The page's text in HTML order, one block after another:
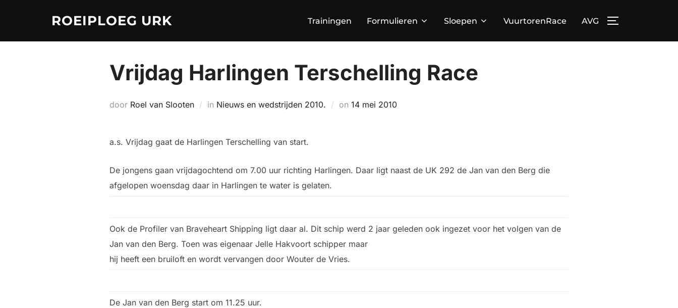
ROEIPLOEG URK Trainingen Formulieren Sloepen VuurtorenRace AVG TOGGLE
Vrijdag Harlingen Terschelling Race
door Roel van Slooten in Nieuws en wedstrijden 2010. on Geplaatst
14 mei 2010
a.s. Vrijdag gaat de Harlingen Terschelling van start.
De jongens gaan vrijdagochtend om 7.00 uur richting Harlingen. Daar ligt naast de UK 292 de Jan van den Berg die
afgelopen woensdag daar in Harlingen te water is gelaten.
Ook de Profiler van Braveheart Shipping ligt daar al. Dit schip werd 2 jaar geleden ook ingezet voor het volgen van de
Jan van den Berg. Toen was eigenaar Jelle Hakvoort schipper maar
hij heeft een bruiloft en wordt vervangen door Wouter de Vries.
De Jan van den Berg start om 11.25 uur.